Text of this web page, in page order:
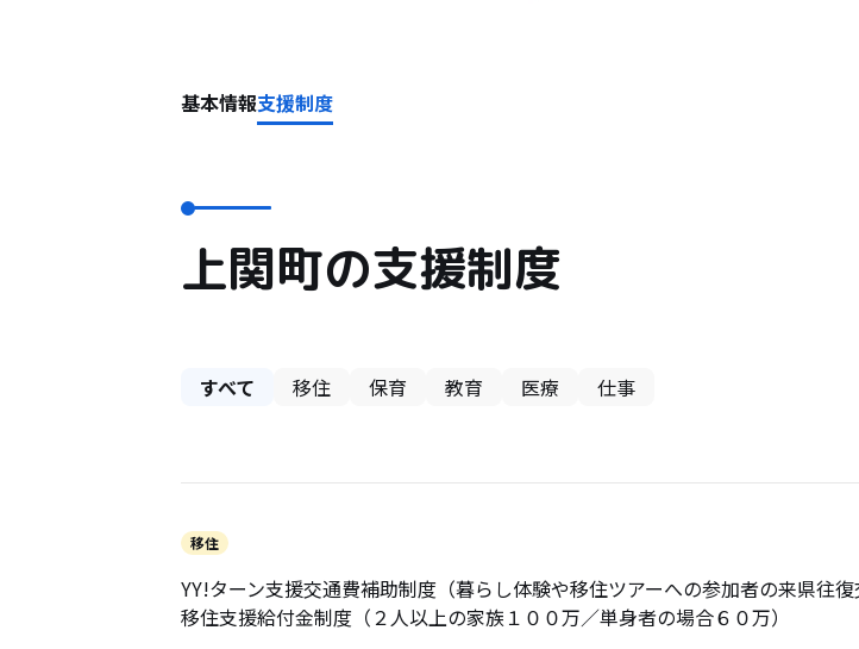
基本情報支援制度
上関町の支援制度
すべて 移住 保育 教育 医療 仕事
移住
YY!ターン支援交通費補助制度（暮らし体験や移住ツアーへの参加者の来県往復
移住支援給付金制度（２人以上の家族１００万／単身者の場合６０万）